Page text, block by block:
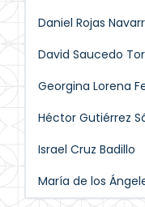
Daniel Rojas
David Saucedo
Georgina Lorena
Héctor Gutiérrez
Israel Cruz Badillo
María de los